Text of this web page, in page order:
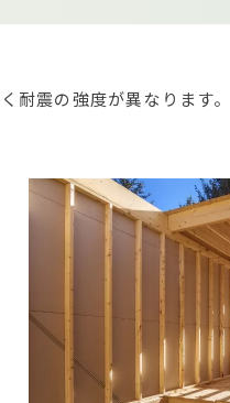
耐震の強度が異なります。